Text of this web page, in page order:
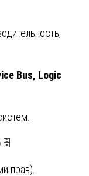
Bus, Logic
🗄️
прав).